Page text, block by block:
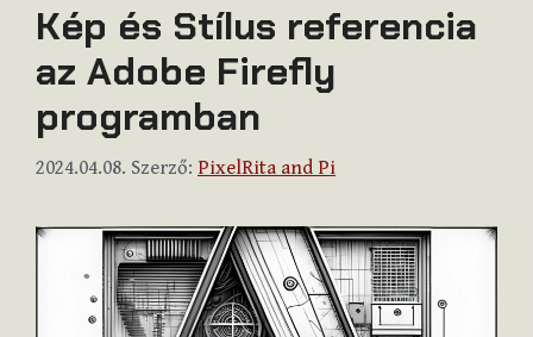
Kép és Stílus referencia
az Adobe Firefly
programban
2024.04.08. Szerző: PixelRita and Pi